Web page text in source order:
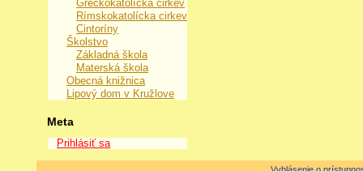
Gréckokatolícka cirkev
Rímskokatolícka cirkev
Cintoríny
Školstvo
Základná škola
Materská škola
Obecná knižnica
Lipový dom v Kružlove
Meta
Prihlásiť sa